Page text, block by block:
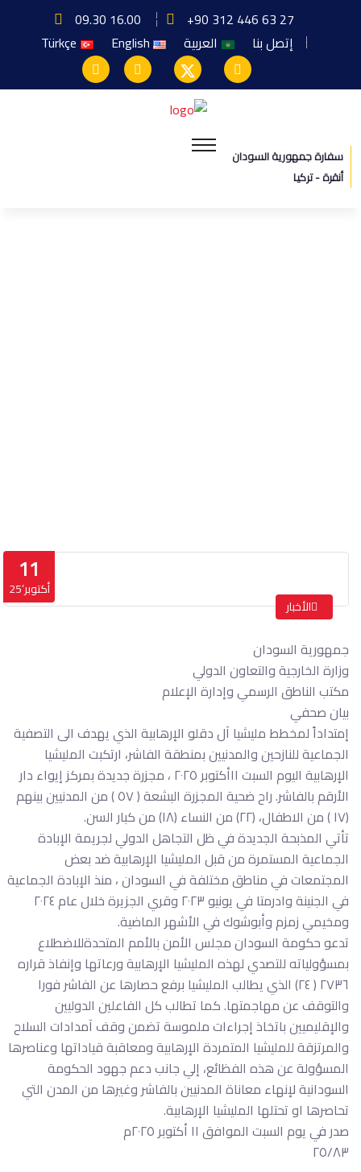
+90 312 446 63 27
09.30 16.00
إتصل بنا
العربية English
Türkçe
سفارة جمهورية السودان
أنقرة - تركيا
11
أكتوبر’25
الأخبار
جمهورية السودان
وزارة الخارجية والتعاون الدولي
مكتب الناطق الرسمي وإدارة الإعلام
بيان صحفي
إمتداداً لمخطط مليشيا آل دقلو الإرهابية الذي يهدف الى التصفية
الجماعية للنازحين والمدنيين بمنطقة الفاشر، ارتكبت المليشيا
الإرهابية اليوم السبت ١١أكتوبر ٢٠٢٥ ، مجزرة جديدة بمركز إيواء دار
الأرقم بالفاشر. راح ضحية المجزرة البشعة ( ٥٧ ) من المدنيين بينهم
(١٧ ) من الاطفال، (٢٢) من النساء (١٨) من كبار السن.
تأتي المذبحة الجديدة في ظل التجاهل الدولي لجريمة الإبادة
الجماعية المستمرة من قبل المليشيا الإرهابية ضد بعض
المجتمعات في مناطق مختلفة في السودان ، منذ الإبادة الجماعية
في الجنينة وادرمتا في يونيو ٢٠٢٣ وقري الجزيرة خلال عام ٢٠٢٤
ومخيمي زمزم وأبوشوك في الأشهر الماضية.
تدعو حكومة السودان مجلس الأمن بالأمم المتحدةللاضطلاع
بمسؤولياته للتصدي لهذه المليشيا الإرهابية ورعاتها وإنفاذ قراره
٢٧٣٦ ( ٢٤) الذي يطالب المليشيا برفع حصارها عن الفاشر فورا
والتوقف عن مهاجمتها. كما تطالب كل الفاعلين الدوليين
والإقليميين باتخاذ إجراءات ملموسة تضمن وقف آمدادات السلاح
والمرتزقة للمليشيا المتمردة الإرهابية ومعاقبة قياداتها وعناصرها
المسؤولة عن هذه الفظائع، إلي جانب دعم جهود الحكومة
السودانية لإنهاء معاناة المدنيين بالفاشر وغيرها من المدن التي
تحاصرها او تحتلها المليشيا الإرهابية.
صدر في يوم السبت الموافق ١١ أكتوبر ٢٠٢٥م
٢٥/٨٣